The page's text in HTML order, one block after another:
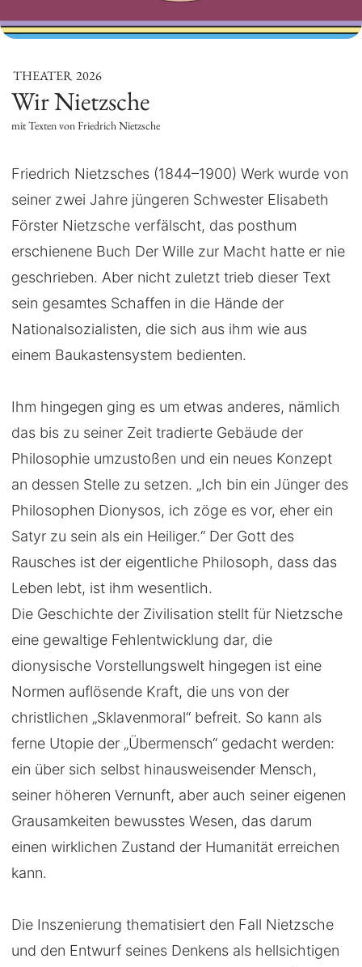
THEATER 2026
Wir Nietzsche
mit Texten von Friedrich Nietzsche
Friedrich Nietzsches (1844–1900) Werk wurde von
seiner zwei Jahre jüngeren Schwester Elisabeth
Förster Nietzsche verfälscht, das posthum
erschienene Buch Der Wille zur Macht hatte er nie
geschrieben. Aber nicht zuletzt trieb dieser Text
sein gesamtes Schaffen in die Hände der
Nationalsozialisten, die sich aus ihm wie aus
einem Baukastensystem bedienten.
Ihm hingegen ging es um etwas anderes, nämlich
das bis zu seiner Zeit tradierte Gebäude der
Philosophie umzustoßen und ein neues Konzept
an dessen Stelle zu setzen. „Ich bin ein Jünger des
Philosophen Dionysos, ich zöge es vor, eher ein
Satyr zu sein als ein Heiliger.“ Der Gott des
Rausches ist der eigentliche Philosoph, dass das
Leben lebt, ist ihm wesentlich.
Die Geschichte der Zivilisation stellt für Nietzsche
eine gewaltige Fehlentwicklung dar, die
dionysische Vorstellungswelt hingegen ist eine
Normen auflösende Kraft, die uns von der
christlichen „Sklavenmoral“ befreit. So kann als
ferne Utopie der „Übermensch“ gedacht werden:
ein über sich selbst hinausweisender Mensch,
seiner höheren Vernunft, aber auch seiner eigenen
Grausamkeiten bewusstes Wesen, das darum
einen wirklichen Zustand der Humanität erreichen
kann.
Die Inszenierung thematisiert den Fall Nietzsche
und den Entwurf seines Denkens als hellsichtigen